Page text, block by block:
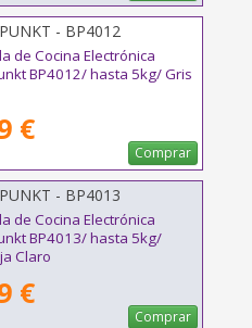
- BP4012
de Cocina Electrónica
BP4012/ hasta 5kg/ Gris
€
Comprar
- BP4013
de Cocina Electrónica
BP4013/ hasta 5kg/
Claro
€
Comprar